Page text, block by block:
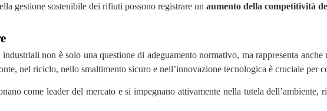
gestione sostenibile dei rifiuti possono registrare un aumento della competitività
non è solo una questione di adeguamento normativo, ma rappresenta
nel riciclo, nello smaltimento sicuro e nell’innovazione tecnologica è cruciale per
come leader del mercato e si impegnano attivamente nella tutela dell’ambiente,